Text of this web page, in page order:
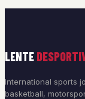
LENTE
International sports
basketball,